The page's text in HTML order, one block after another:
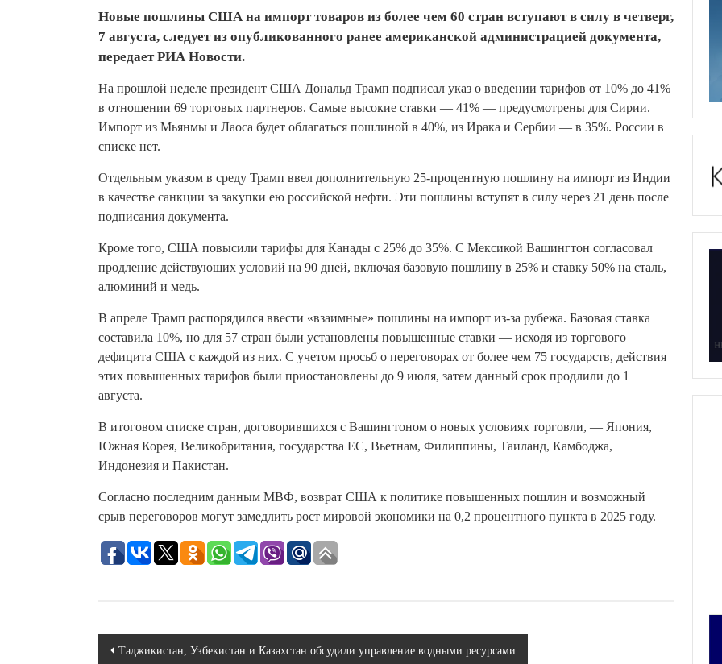
Новые пошлины США на импорт товаров из более чем 60 стран вступают в силу в четверг,
7 августа, следует из опубликованного ранее американской администрацией документа,
передает РИА Новости.
На прошлой неделе президент США Дональд Трамп подписал указ о введении тарифов от 10% до 41%
в отношении 69 торговых партнеров. Самые высокие ставки — 41% — предусмотрены для Сирии.
Импорт из Мьянмы и Лаоса будет облагаться пошлиной в 40%, из Ирака и Сербии — в 35%. России в
списке нет.
Отдельным указом в среду Трамп ввел дополнительную 25-процентную пошлину на импорт из Индии
в качестве санкции за закупки ею российской нефти. Эти пошлины вступят в силу через 21 день после
подписания документа.
Кроме того, США повысили тарифы для Канады с 25% до 35%. С Мексикой Вашингтон согласовал
продление действующих условий на 90 дней, включая базовую пошлину в 25% и ставку 50% на сталь,
алюминий и медь.
В апреле Трамп распорядился ввести «взаимные» пошлины на импорт из-за рубежа. Базовая ставка
составила 10%, но для 57 стран были установлены повышенные ставки — исходя из торгового
дефицита США с каждой из них. С учетом просьб о переговорах от более чем 75 государств, действия
этих повышенных тарифов были приостановлены до 9 июля, затем данный срок продлили до 1
августа.
В итоговом списке стран, договорившихся с Вашингтоном о новых условиях торговли, — Япония,
Южная Корея, Великобритания, государства ЕС, Вьетнам, Филиппины, Таиланд, Камбоджа,
Индонезия и Пакистан.
Согласно последним данным МВФ, возврат США к политике повышенных пошлин и возможный
срыв переговоров могут замедлить рост мировой экономики на 0,2 процентного пункта в 2025 году.
Навигация
Таджикистан, Узбекистан и Казахстан обсудили управление водными ресурсами